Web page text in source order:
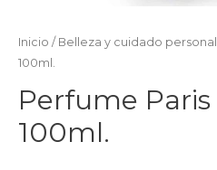
Inicio / Belleza y cuidado personal
100ml.
Perfume
100ml.